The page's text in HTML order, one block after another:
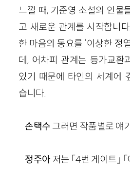
느낄 때, 기준영 소설의 인물
고 새로운 관계를 시작합니
한 마음의 동요를 ‘이상한 정
데, 어차피 관계는 등가교환
있기 때문에 타인의 세계에
습니다.
손택수 그러면 작품별로 얘
정주아 저는 「4번 게이트」